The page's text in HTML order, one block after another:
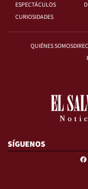
ESPECTÁCULOS
CURIOSIDADES
QUIÉNES SOMOS
SÍGUENOS